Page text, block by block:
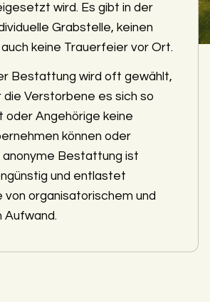
wird. Es gibt in der
Grabstelle, keinen
keine Trauerfeier vor Ort.
Bestattung wird oft gewählt,
die Verstorbene es sich so
oder Angehörige keine
können oder
anonyme Bestattung ist
und entlastet
von organisatorischem und